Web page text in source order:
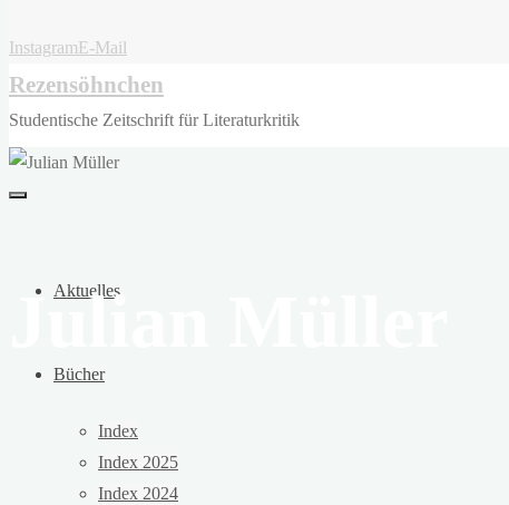
InstagramE-Mail
Rezensöhnchen
Studentische Zeitschrift für Literaturkritik
Aktuelles
Bücher
Index
Index 2025
Index 2024
Julian Müller